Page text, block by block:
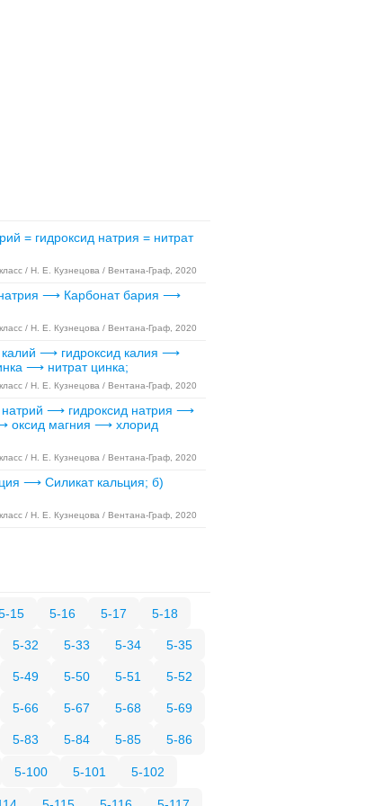
= гидроксид натрия = нитрат
/ Н. Е. Кузнецова / Вентана-Граф, 2020
⟶ Карбонат бария ⟶
/ Н. Е. Кузнецова / Вентана-Граф, 2020
калий ⟶ гидроксид калия ⟶
⟶ нитрат цинка;
/ Н. Е. Кузнецова / Вентана-Граф, 2020
натрий ⟶ гидроксид натрия ⟶
оксид магния ⟶ хлорид
/ Н. Е. Кузнецова / Вентана-Граф, 2020
⟶ Силикат кальция; б)
/ Н. Е. Кузнецова / Вентана-Граф, 2020
15 5-16 5-17 5-18
5-32 5-33 5-34 5-35
5-49 5-50 5-51 5-52
5-66 5-67 5-68 5-69
5-83 5-84 5-85 5-86
5-100 5-101 5-102